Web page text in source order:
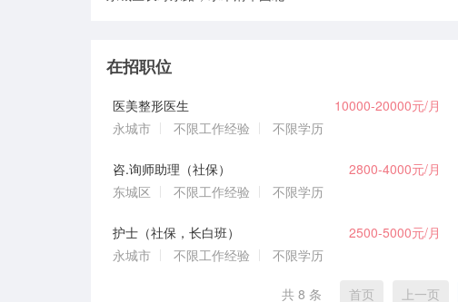
在招职位
医美整形医生
10000-20000元/月
永城市
不限工作经验 不限学历
咨.询师助理（社保）
2800-4000元/月
东城区
不限工作经验 不限学历
护士（社保，长白班）
2500-5000元/月
永城市
不限工作经验 不限学历
共 8 条 首页 上一页